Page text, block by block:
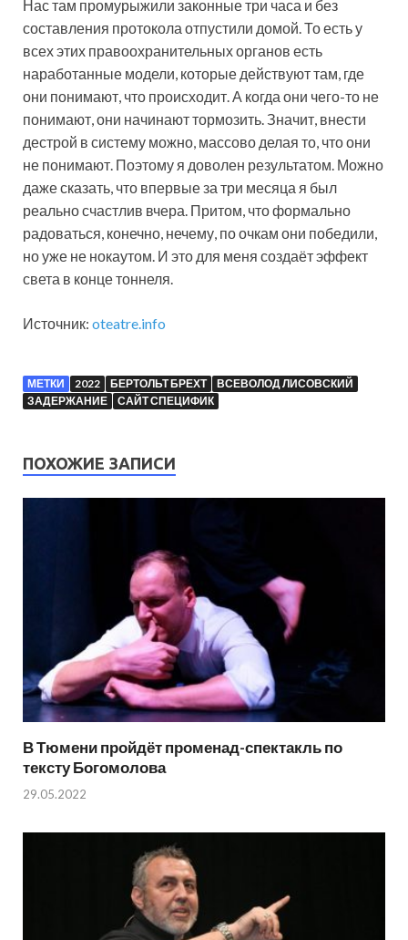
Нас там промурыжили законные три часа и без
составления протокола отпустили домой. То есть у
всех этих правоохранительных органов есть
наработанные модели, которые действуют там, где
они понимают, что происходит. А когда они чего-то не
понимают, они начинают тормозить. Значит, внести
дестрой в систему можно, массово делая то, что они
не понимают. Поэтому я доволен результатом. Можно
даже сказать, что впервые за три месяца я был
реально счастлив вчера. Притом, что формально
радоваться, конечно, нечему, по очкам они победили,
но уже не нокаутом. И это для меня создаёт эффект
света в конце тоннеля.
Источник: oteatre.info
МЕТКИ 2022 БЕРТОЛЬТ БРЕХТ
ВСЕВОЛОД ЛИСОВСКИЙ
ЗАДЕРЖАНИЕ
САЙТ СПЕЦИФИК
ПОХОЖИЕ ЗАПИСИ
В Тюмени пройдёт променад-спектакль по
тексту Богомолова
29.05.2022